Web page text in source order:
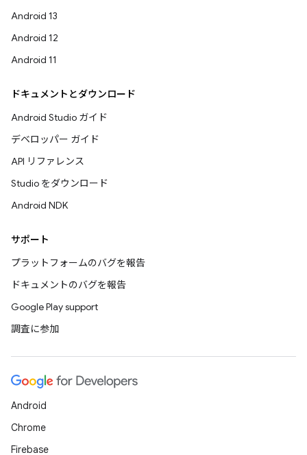
Android 13
Android 12
Android 11
ドキュメントとダウンロード
Android Studio ガイド
デベロッパー ガイド
API リファレンス
Studio をダウンロード
Android NDK
サポート
プラットフォームのバグを報告
ドキュメントのバグを報告
Google Play support
調査に参加
Android
Chrome
Firebase